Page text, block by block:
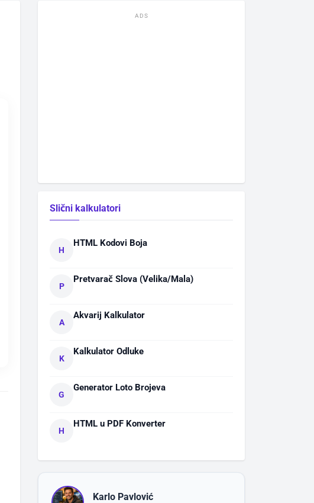
ADS
Slični kalkulatori
H
HTML Kodovi Boja
P
Pretvarač Slova (Velika/Mala)
A
Akvarij Kalkulator
K
Kalkulator Odluke
G
Generator Loto Brojeva
H
HTML u PDF Konverter
Karlo Pavlović